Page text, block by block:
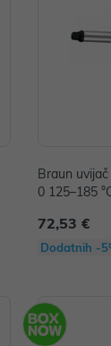
Braun
0 125–185
72,53 €
Dodatnih -